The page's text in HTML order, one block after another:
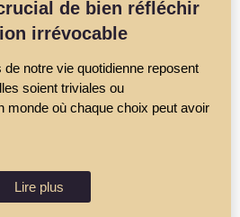
de bien réfléchir
irrévocable
notre vie quotidienne reposent
soient triviales ou
monde où chaque choix peut avoir
Lire plus